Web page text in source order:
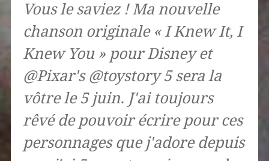
Vous le saviez ! Ma nouvelle
chanson originale « I Knew It, I
Knew You » pour Disney et
@Pixar's @toystory 5 sera la
vôtre le 5 juin. J'ai toujours
rêvé de pouvoir écrire pour ces
personnages que j'adore depuis